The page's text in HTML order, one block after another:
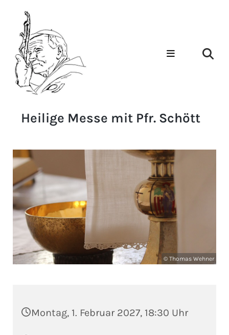
Heilige Messe mit Pfr. Schött
© Thomas Wehner
Montag, 1. Februar 2027, 18:30 Uhr